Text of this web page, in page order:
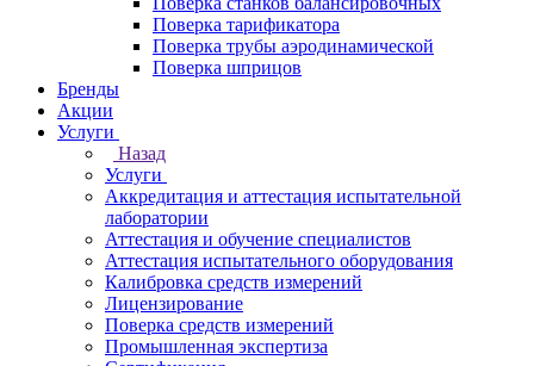
Поверка тарификатора
Поверка трубы аэродинамической
Поверка шприцов
Бренды
Акции
Услуги
Назад
Услуги
Аккредитация и аттестация испытательной
лаборатории
Аттестация и обучение специалистов
Аттестация испытательного оборудования
Калибровка средств измерений
Лицензирование
Поверка средств измерений
Промышленная экспертиза